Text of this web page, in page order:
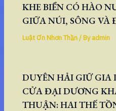
KHE BIỂN CÓ HÀO
GIỮA NÚI, SÔNG VÀ
Luật Ơn Nhơn Thần/ Byadmin
DUYÊN HẢI GIỮ GIA
CỬA ĐẠI DƯƠNG
THUẬN: HAI THẾ